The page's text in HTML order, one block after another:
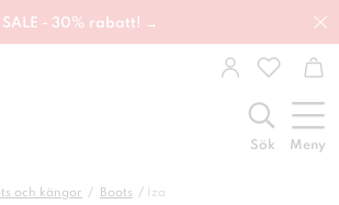
SALE - 30% rabatt! →
Sök Meny
och kängor Boots Iza